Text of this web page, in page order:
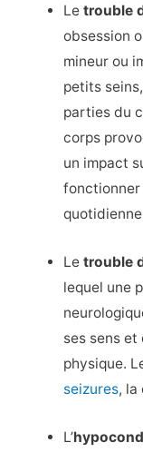
Letrouble
obsession
mineur ou
petits
parties du
corps
un impact
fonctionner
Letrouble
lequel une
ses sens
physique.
seizures, la
L’